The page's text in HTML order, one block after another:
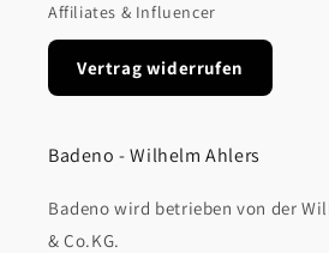
Affiliates & Influencer
Vertrag widerrufen
Badeno - Wilhelm Ahlers
Badeno wird betrieben von der
& Co.KG.